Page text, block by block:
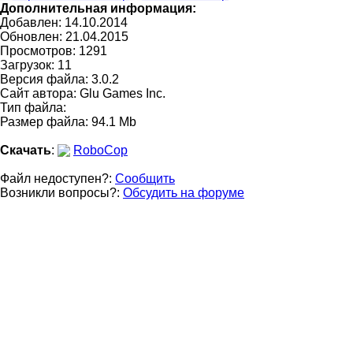
Дополнительная информация:
Добавлен: 14.10.2014
Обновлен: 21.04.2015
Просмотров: 1291
Загрузок: 11
Версия файла: 3.0.2
Сайт автора: Glu Games Inc.
Тип файла:
Размер файла: 94.1 Mb
Скачать: RoboCop
Файл недоступен?: Сообщить
Возникли вопросы?: Обсудить на форуме